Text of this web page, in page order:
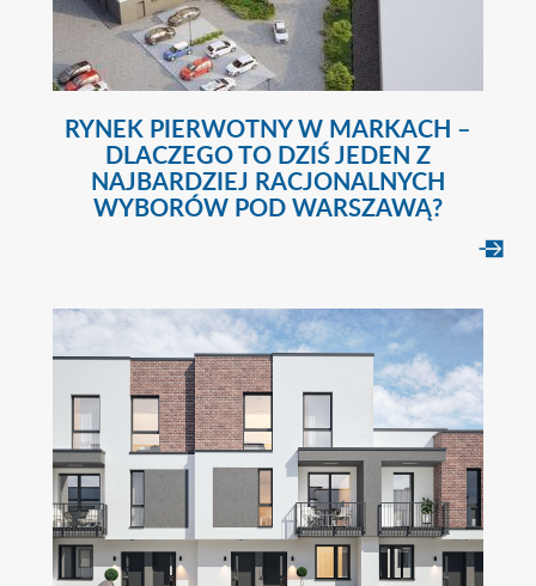
RYNEK PIERWOTNY W MARKACH –
DLACZEGO TO DZIŚ JEDEN Z
NAJBARDZIEJ RACJONALNYCH
WYBORÓW POD WARSZAWĄ?